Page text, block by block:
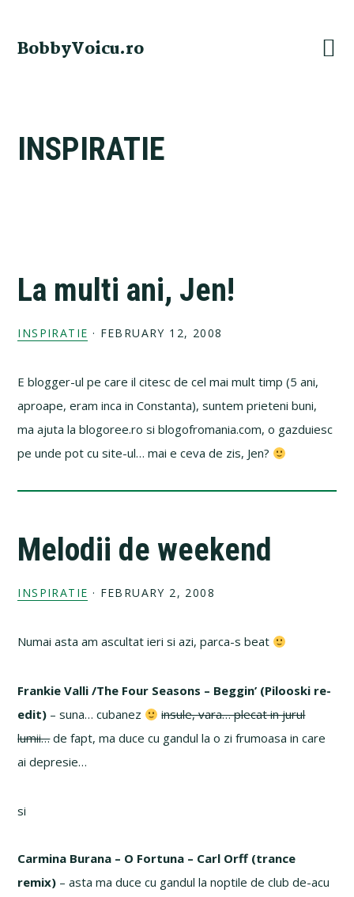
primary
main
primary
footer
BobbyVoicu.ro
INSPIRATIE
La multi ani, Jen!
INSPIRATIE · FEBRUARY 12, 2008
E blogger-ul pe care il citesc de cel mai mult timp (5 ani,
aproape, eram inca in Constanta), suntem prieteni buni,
ma ajuta la blogoree.ro si blogofromania.com, o gazduiesc
pe unde pot cu site-ul… mai e ceva de zis, Jen?
Melodii de weekend
INSPIRATIE · FEBRUARY 2, 2008
Numai asta am ascultat ieri si azi, parca-s beat
Frankie Valli /The Four Seasons – Beggin’ (Pilooski re-
edit) – suna… cubanez
insule, vara… plecat in jurul
lumii…de fapt, ma duce cu gandul la o zi frumoasa in care
ai depresie…
si
Carmina Burana – O Fortuna – Carl Orff (trance
remix) – asta ma duce cu gandul la noptile de club de-acu